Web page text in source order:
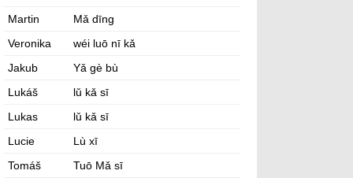
Martin
Mǎ dīng
Veronika
wéi luō nī kǎ
Jakub
Yǎ gè bù
Lukáš
lǔ kǎ sī
Lukas
lǔ kǎ sī
Lucie
Lù xī
Tomáš
Tuō Mǎ sī